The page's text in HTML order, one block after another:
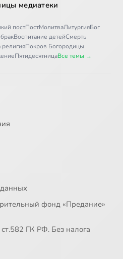
медиатеки
постПостМолитваЛитургияБог
Воспитание детейСмерть
Покров Богородицы
ПятидесятницаВсе темы →
фонд «Предание»
ГК РФ. Без налога